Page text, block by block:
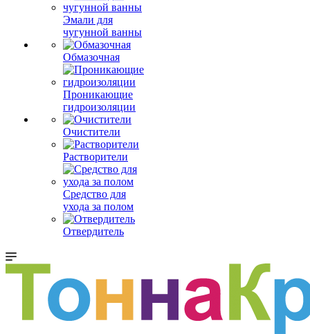
Эмали для
чугунной ванны
Обмазочная
Проникающие
гидроизоляции
Очистители
Растворители
Средство для
ухода за полом
Отвердитель